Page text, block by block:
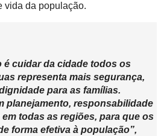
vida da população.
cuidar da cidade todos os
representa mais segurança,
para as famílias.
planejamento, responsabilidade
todas as regiões, para que os
forma efetiva à população”,